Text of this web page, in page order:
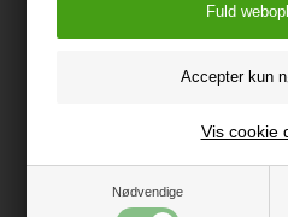
Nødvendige
Vis cookie